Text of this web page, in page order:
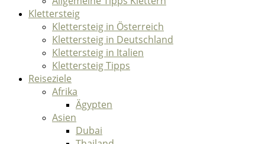
Klettersteig
Klettersteig in Österreich
Klettersteig in Deutschland
Klettersteig in Italien
Klettersteig Tipps
Reiseziele
Afrika
Ägypten
Asien
Dubai